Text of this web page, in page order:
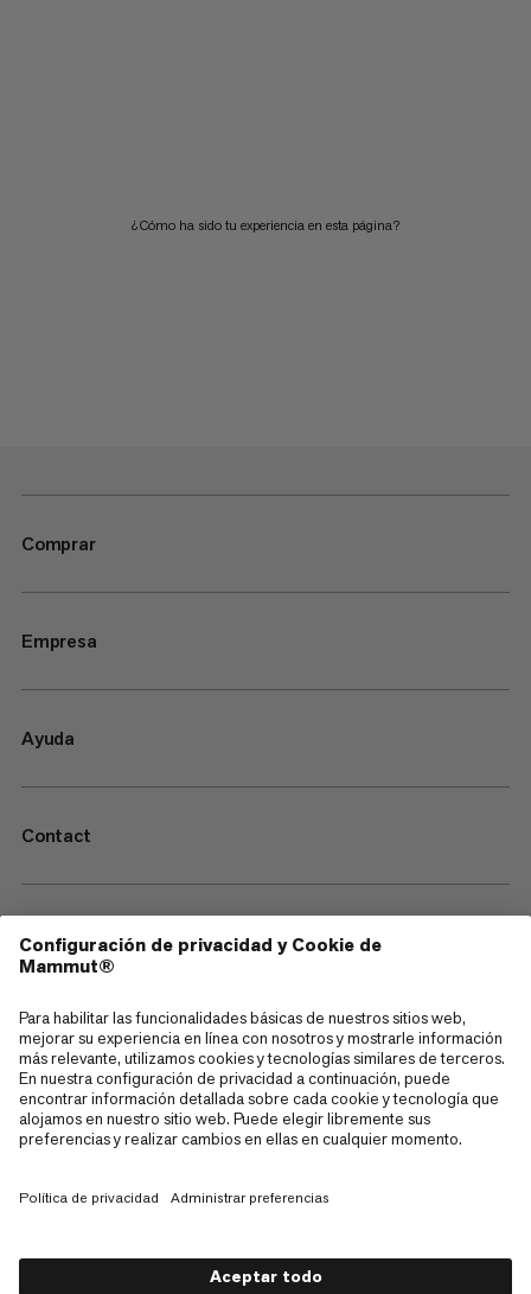
¿Cómo ha sido tu experiencia en esta página?
Comprar
Empresa
Ayuda
Contact
—
Sitemap
Cookies
Aviso legal
Política de Privacidad de Datos